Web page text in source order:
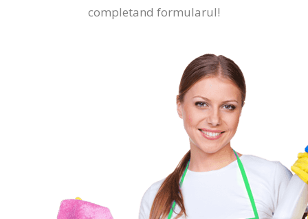
completand formularul!